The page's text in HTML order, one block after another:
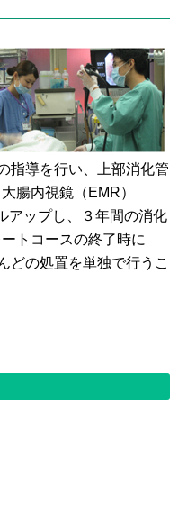
指導を行い、上部消化管
腸内視鏡（EMR）
アップし、３年間の消化
トコースの終了時に
どの処置を単独で行うこ